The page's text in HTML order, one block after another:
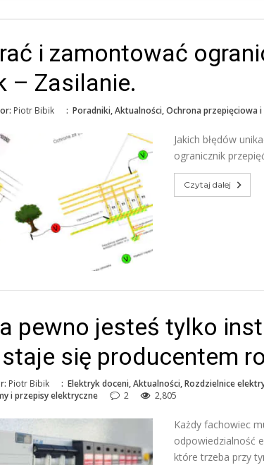
i zamontować
– Zasilanie.
Piotr Bibik : Poradniki,Aktualności,Ochrona przepięciowa
Jakich błędów
ogranicznik
Czytaj dalej
pewno jesteś tylko
się producentem
Piotr Bibik : Elektryk doceni,Aktualności,Rozdzielnice
i przepisy elektryczne
2 2,805
Każdy fachowiec
odpowiedzialność
które trzeba przy